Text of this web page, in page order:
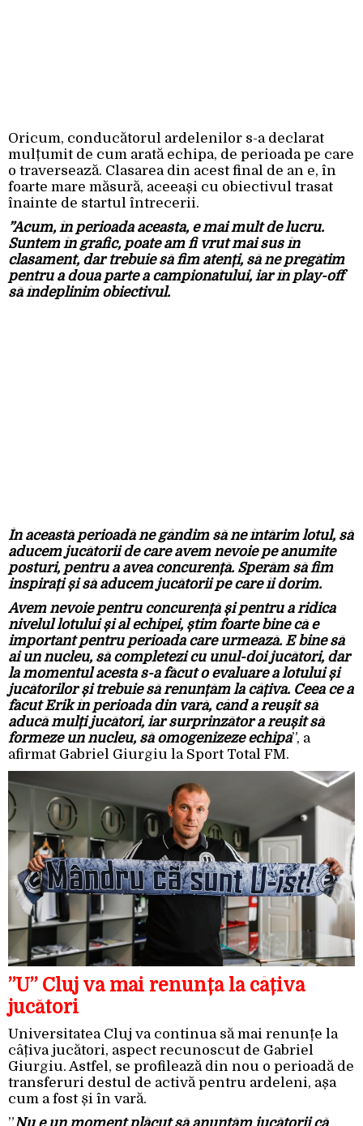
Oricum, conducătorul ardelenilor s-a declarat
mulțumit de cum arată echipa, de perioada pe care
o traversează. Clasarea din acest final de an e, în
foarte mare măsură, aceeași cu obiectivul trasat
înainte de startul întrecerii.
”Acum, în perioada aceasta, e mai mult de lucru.
Suntem în grafic, poate am fi vrut mai sus în
clasament, dar trebuie să fim atenți, să ne pregătim
pentru a doua parte a campionatului, iar în play-off
să îndeplinim obiectivul.
În această perioadă ne gândim să ne întărim lotul, să
aducem jucătorii de care avem nevoie pe anumite
posturi, pentru a avea concurență. Sperăm să fim
inspirați și să aducem jucătorii pe care îi dorim.
Avem nevoie pentru concurență și pentru a ridica
nivelul lotului și al echipei, știm foarte bine că e
important pentru perioada care urmează. E bine să
ai un nucleu, să completezi cu unul-doi jucători, dar
la momentul acesta s-a făcut o evaluare a lotului și
jucătorilor și trebuie să renunțăm la câțiva. Ceea ce a
făcut Erik în perioada din vară, când a reușit să
aducă mulți jucători, iar surprinzător a reușit să
formeze un nucleu, să omogenizeze echipa”, a
afirmat Gabriel Giurgiu la Sport Total FM.
”U” Cluj va mai renunța la câțiva
jucători
Universitatea Cluj va continua să mai renunțe la
câțiva jucători, aspect recunoscut de Gabriel
Giurgiu. Astfel, se profilează din nou o perioadă de
transferuri destul de activă pentru ardeleni, așa
cum a fost și în vară.